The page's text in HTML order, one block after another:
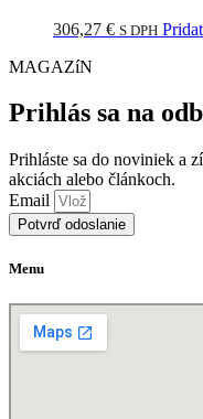
306,27 € S DPH
MAGAZíN
Prihlás sa na
Prihláste sa do noviniek a
akciách alebo článkoch.
Email
Potvrď odoslanie
Menu